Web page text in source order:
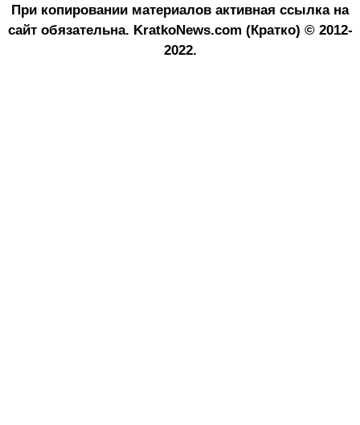
При копировании материалов активная ссылка на
сайт обязательна. KratkoNews.com (Кратко) © 2012-
2022.